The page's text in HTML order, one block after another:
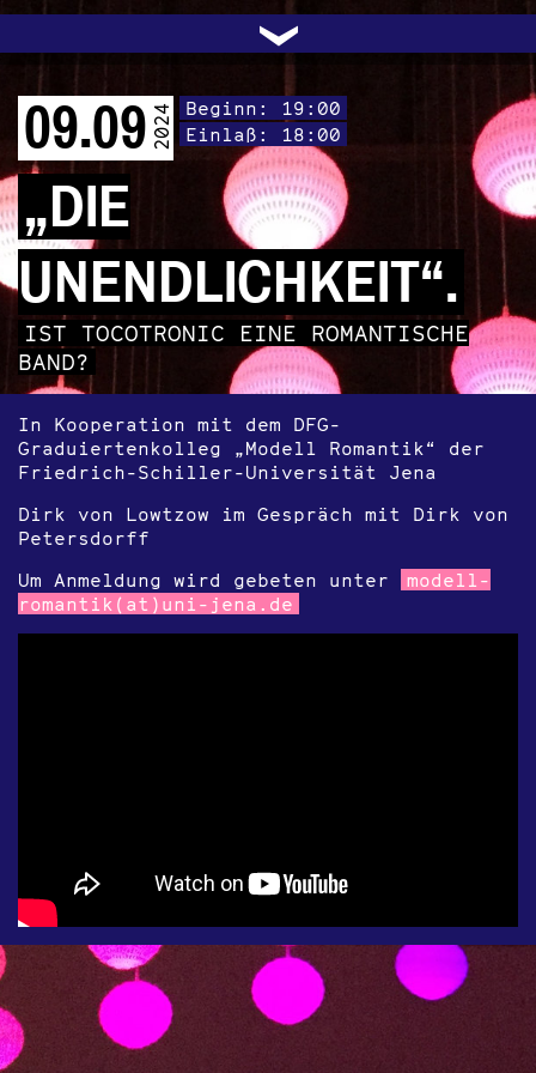
PROGRAMM
ARCHIV
AUDIO|VIDEO
LICHTBLICKE
TRANSIT
OFFENE TÜR
FACEBOOK
INSTAGRAM
KONTAKT
TRAFO
UNTERSTÜTZEN
POLITIK
›
„DIE
UNENDLICHKEIT“.
IST TOCOTRONIC EINE ROMANTISCHE
BAND?
Beginn: 19:00
Einlaß: 18:00
09.092024
In Kooperation mit dem DFG-
Graduiertenkolleg „Modell Romantik“ der
Friedrich-Schiller-Universität Jena
Dirk von Lowtzow im Gespräch mit Dirk von
Petersdorff
Um Anmeldung wird gebeten unter
modell-
romantik(at)uni-jena.de